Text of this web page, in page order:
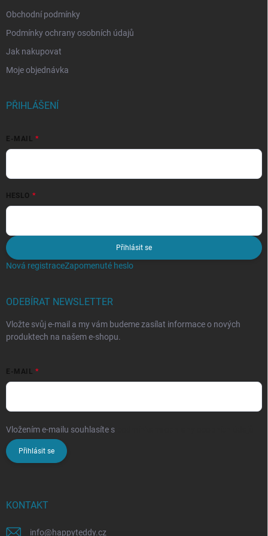
Obchodní podmínky
Podmínky ochrany osobních údajů
Jak nakupovat
Moje objednávka
PŘIHLÁŠENÍ
E-MAIL
HESLO
Přihlásit se
Nová registraceZapomenuté heslo
ODEBÍRAT NEWSLETTER
Vložte svůj e-mail a my vám budeme zasílat informace o nových
produktech na našem e-shopu.
E-MAIL
Vložením e-mailu souhlasíte s
Přihlásit se
KONTAKT
info@happyteddy.cz